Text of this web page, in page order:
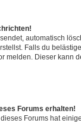
automatisch
Falls du
melden. Dieser kann
Forums erhalten!
Forums hat